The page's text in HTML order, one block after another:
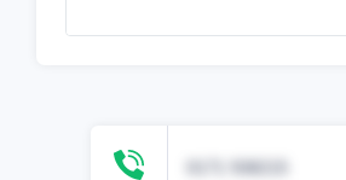
0171 938215